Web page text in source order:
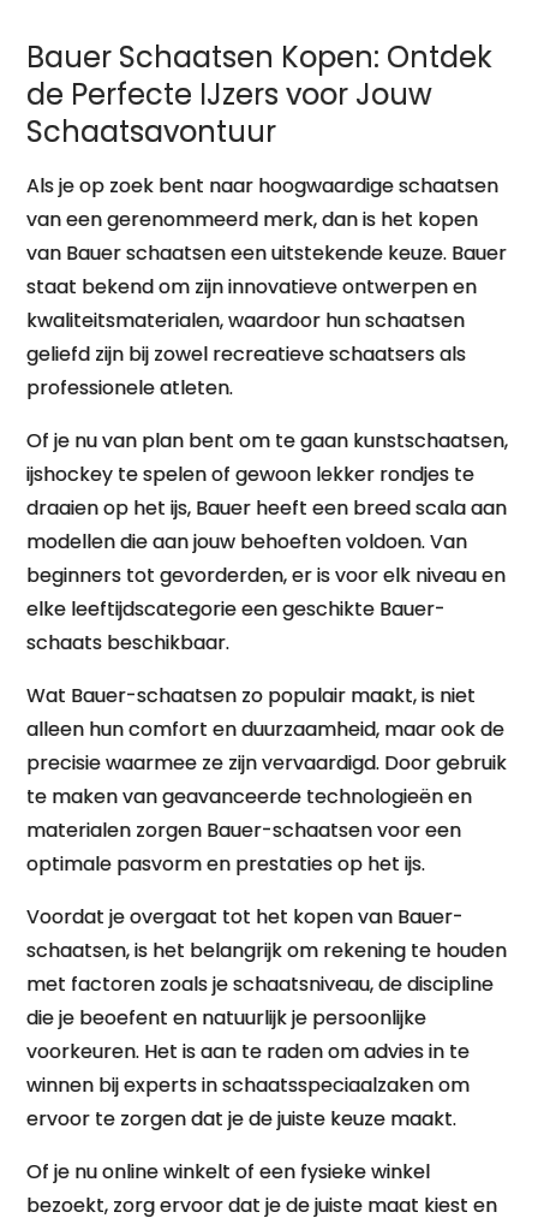
Bauer Schaatsen Kopen: Ontdek
de Perfecte IJzers voor Jouw
Schaatsavontuur
Als je op zoek bent naar hoogwaardige schaatsen
van een gerenommeerd merk, dan is het kopen
van Bauer schaatsen een uitstekende keuze. Bauer
staat bekend om zijn innovatieve ontwerpen en
kwaliteitsmaterialen, waardoor hun schaatsen
geliefd zijn bij zowel recreatieve schaatsers als
professionele atleten.
Of je nu van plan bent om te gaan kunstschaatsen,
ijshockey te spelen of gewoon lekker rondjes te
draaien op het ijs, Bauer heeft een breed scala aan
modellen die aan jouw behoeften voldoen. Van
beginners tot gevorderden, er is voor elk niveau en
elke leeftijdscategorie een geschikte Bauer-
schaats beschikbaar.
Wat Bauer-schaatsen zo populair maakt, is niet
alleen hun comfort en duurzaamheid, maar ook de
precisie waarmee ze zijn vervaardigd. Door gebruik
te maken van geavanceerde technologieën en
materialen zorgen Bauer-schaatsen voor een
optimale pasvorm en prestaties op het ijs.
Voordat je overgaat tot het kopen van Bauer-
schaatsen, is het belangrijk om rekening te houden
met factoren zoals je schaatsniveau, de discipline
die je beoefent en natuurlijk je persoonlijke
voorkeuren. Het is aan te raden om advies in te
winnen bij experts in schaatsspeciaalzaken om
ervoor te zorgen dat je de juiste keuze maakt.
Of je nu online winkelt of een fysieke winkel
bezoekt, zorg ervoor dat je de juiste maat kiest en